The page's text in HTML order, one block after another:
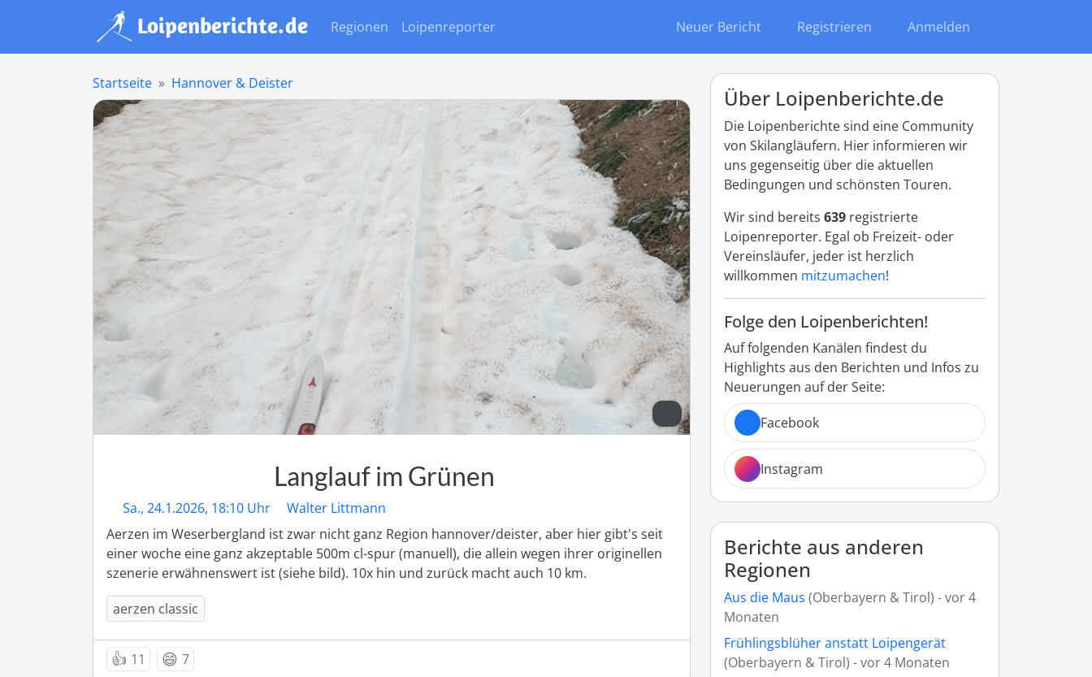
Regionen Loipenreporter Neuer Bericht Registrieren Anmelden
Startseite Hannover & Deister
Langlauf im Grünen
Sa., 24.1.2026, 18:10 Uhr
Walter Littmann
Aerzen im Weserbergland ist zwar nicht ganz Region hannover/deister, aber hier gibt's seit
einer woche eine ganz akzeptable 500m cl-spur (manuell), die allein wegen ihrer originellen
szenerie erwähnenswert ist (siehe bild). 10x hin und zurück macht auch 10 km.
aerzen classic
👍 11 😄 7
Über Loipenberichte.de
Die Loipenberichte sind eine Community
von Skilangläufern. Hier informieren wir
uns gegenseitig über die aktuellen
Bedingungen und schönsten Touren.
Wir sind bereits 639 registrierte
Loipenreporter. Egal ob Freizeit- oder
Vereinsläufer, jeder ist herzlich
willkommen mitzumachen!
Folge den Loipenberichten!
Auf folgenden Kanälen findest du
Highlights aus den Berichten und Infos zu
Neuerungen auf der Seite:
Facebook
Instagram
Berichte aus anderen
Regionen
Aus die Maus (Oberbayern & Tirol) - vor 4
Monaten
Frühlingsblüher anstatt Loipengerät
(Oberbayern & Tirol) - vor 4 Monaten